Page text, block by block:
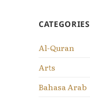
CATEGORIES
Al-Quran
Arts
Bahasa Arab